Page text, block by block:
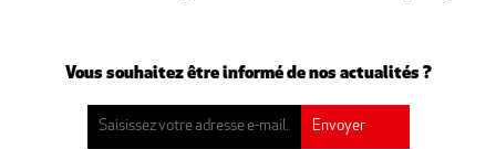
Vous souhaitez être informé de nos actualités ?